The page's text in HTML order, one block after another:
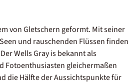
von Gletschern geformt. Mit seiner
und rauschenden Flüssen finden
Wells Gray is bekannt als
Fotoenthusiasten gleichermaßen
die Hälfte der Aussichtspunkte für